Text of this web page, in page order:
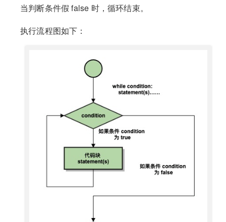
当判断条件假 false 时，循环结束。
执行流程图如下：